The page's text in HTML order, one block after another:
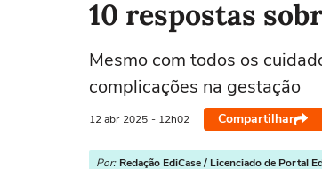
10 respostas
Mesmo com todos os
complicações na gestação
12 abr 2025 - 12h02 Compartilhar
Por: Redação EdiCase / Licenciado de Portal